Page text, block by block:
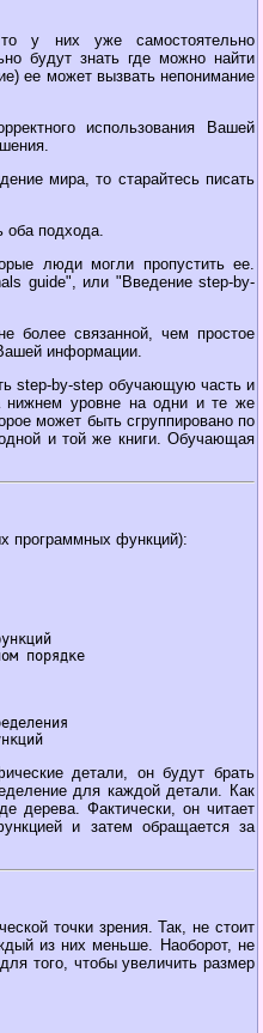
у них уже самостоятельно
будут знать где можно найти
ее может вызвать непонимание
использования Вашей
мира, то старайтесь писать
оба подхода.
люди могли пропустить ее.
guide", или "Введение step-by-
более связанной, чем простое
информации.
step-by-step обучающую часть и
нижнем уровне на одни и те же
может быть сгруппировано по
и той же книги. Обучающая
программных функций):
детали, он будут брать
для каждой детали. Как
дерева. Фактически, он читает
и затем обращается за
точки зрения. Так, не стоит
из них меньше. Наоборот, не
того, чтобы увеличить размер